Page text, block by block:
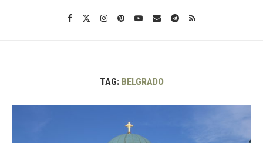
TAG: BELGRADO